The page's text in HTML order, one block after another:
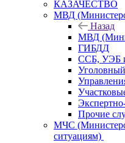
КАЗАЧЕСТВО
МВД
Назад
МВД
ГИБДД
ССБ, УЭБ
Прочие
МЧС
ситуациям)